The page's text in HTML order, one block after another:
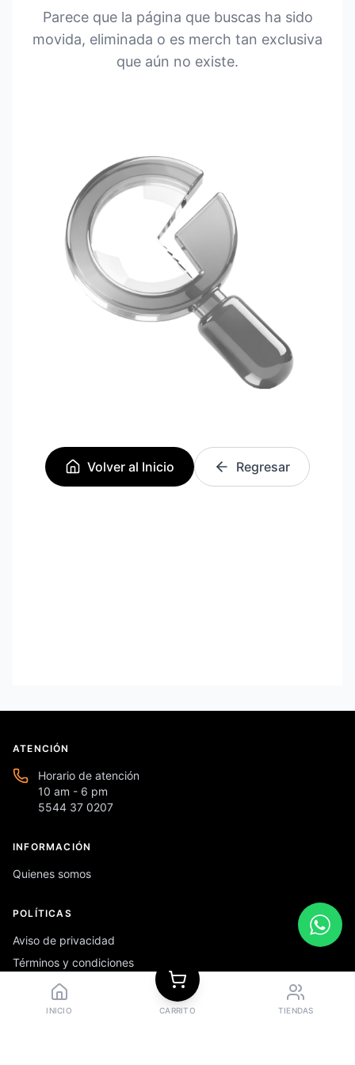
Parece que la página que buscas ha sido
movida, eliminada o es merch tan exclusiva
que aún no existe.
Volver al Inicio Regresar
INICIO CARRITO TIENDAS
ATENCIÓN
Horario de atención
10 am - 6 pm
5544 37 0207
INFORMACIÓN
Quienes somos
POLÍTICAS
Aviso de privacidad
Términos y condiciones
Preguntas frecuentes